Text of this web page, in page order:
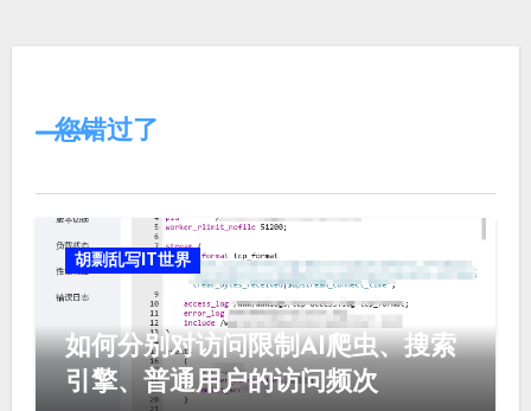
您错过了
胡剽乱写IT世界
如何分别对访问限制AI爬虫、搜索
引擎、普通用户的访问频次